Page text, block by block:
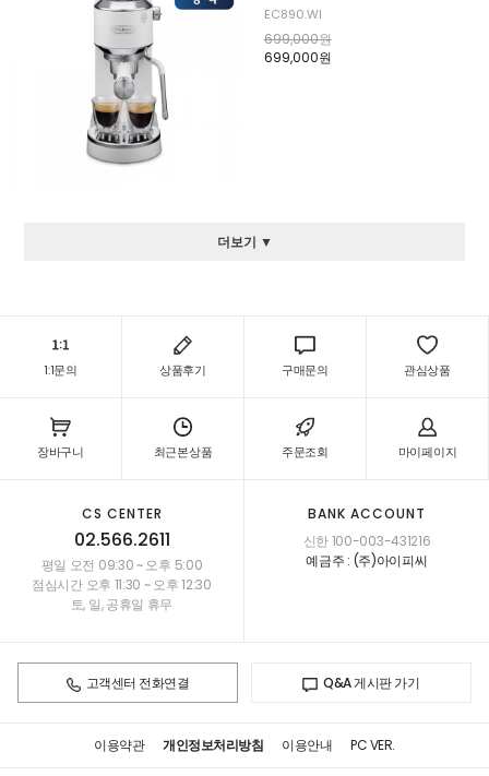
EC890.WI
699,000원
699,000원
더보기 ▼
1:1문의 상품후기 구매문의 관심상품
장바구니 최근본상품 주문조회 마이페이지
CS CENTER
02.566.2611
평일 오전 09:30 ~ 오후 5:00
점심시간 오후 11:30 ~ 오후 12:30
토, 일, 공휴일 휴무
BANK ACCOUNT
신한 100-003-431216
예금주 : (주)아이피씨
고객센터 전화연결 Q&A 게시판 가기
이용약관 개인정보처리방침 이용안내 PC VER.